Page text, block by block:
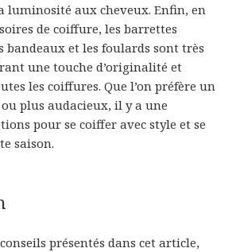
luminosité aux cheveux. Enfin, en
de coiffure, les barrettes
bandeaux et les foulards sont très
une touche d’originalité et
les coiffures. Que l’on préfère un
plus audacieux, il y a une
pour se coiffer avec style et se
saison.
présentés dans cet article,